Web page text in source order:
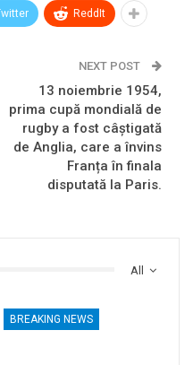
ReddIt
NEXT POST
13 noiembrie 1954,
prima cupă mondială de
rugby a fost câștigată
de Anglia, care a învins
Franța în finala
disputată la Paris.
All
BREAKING NEWS